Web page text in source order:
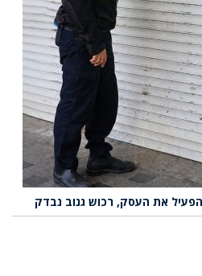
את העסק, רכוש גנוב נבדק